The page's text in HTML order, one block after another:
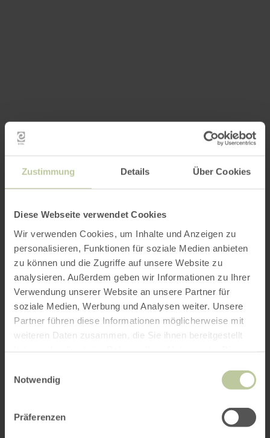
Zustimmung Details Über Cookies
Diese Webseite verwendet Cookies
Wir verwenden Cookies, um Inhalte und Anzeigen zu
personalisieren, Funktionen für soziale Medien anbieten
zu können und die Zugriffe auf unsere Website zu
analysieren. Außerdem geben wir Informationen zu Ihrer
Verwendung unserer Website an unsere Partner für
soziale Medien, Werbung und Analysen weiter. Unsere
Partner führen diese Informationen möglicherweise mit
weiteren Daten zusammen, die Sie ihnen bereitgestellt
Notwendig
Präferenzen